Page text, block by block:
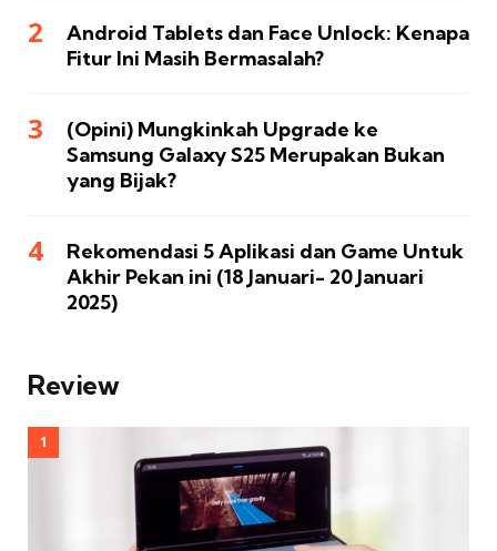
Android Tablets dan Face Unlock: Kenapa
Fitur Ini Masih Bermasalah?
(Opini) Mungkinkah Upgrade ke
Samsung Galaxy S25 Merupakan Bukan
yang Bijak?
Rekomendasi 5 Aplikasi dan Game Untuk
Akhir Pekan ini (18 Januari- 20 Januari
2025)
Review